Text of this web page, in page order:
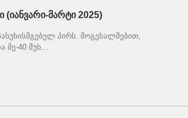
(იანვარი-მარტი 2025)
პირს. მოგესალმებით,
მე-40 მუხ...